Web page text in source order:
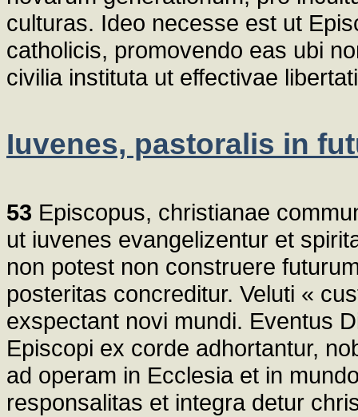
culturas. Ideo necesse est ut
catholicis, promovendo eas ubi
civilia instituta ut effectivae
Iuvenes, pastoralis in
53 Episcopus, christianae
ut iuvenes evangelizentur et
non potest non construere
posteritas concreditur. Veluti «
exspectant novi mundi. Eventus
Episcopi ex corde adhortantur,
ad operam in Ecclesia et in
responsalitas et integra detur